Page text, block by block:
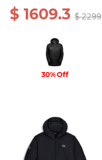
$ 1609.3$ 2299
30% Off